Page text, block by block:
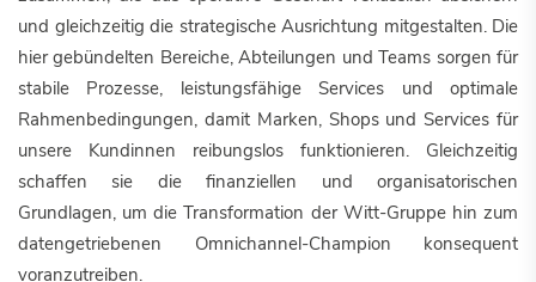
und gleichzeitig die strategische Ausrichtung mitgestalten. Die
hier gebündelten Bereiche, Abteilungen und Teams sorgen für
stabile Prozesse, leistungsfähige Services und optimale
Rahmenbedingungen, damit Marken, Shops und Services für
unsere Kundinnen reibungslos funktionieren. Gleichzeitig
schaffen sie die finanziellen und organisatorischen
Grundlagen, um die Transformation der Witt-Gruppe hin zum
datengetriebenen Omnichannel-Champion konsequent
voranzutreiben.